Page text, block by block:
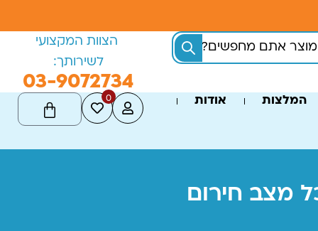
הצוות המקצועי
לשירותך:
03-9072734
המלצות אודות 0
מצב חירום